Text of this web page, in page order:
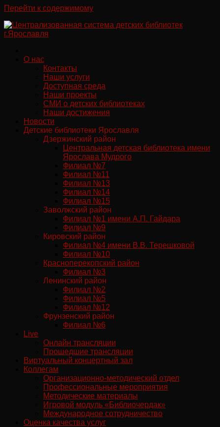
Перейти к содержимому
О нас
Контакты
Наши услуги
Доступная среда
Наши проекты
СМИ о детских библиотеках
Наши достижения
Новости
Детские библиотеки Ярославля
Дзержинский район
Центральная детская библиотека имени
Ярослава Мудрого
Филиал №7
Филиал №11
Филиал №13
Филиал №14
Филиал №15
Заволжский район
Филиал №1 имени А.П. Гайдара
Филиал №9
Кировский район
Филиал №4 имени В.В. Терешковой
Филиал №10
Красноперекопский район
Филиал №3
Ленинский район
Филиал №2
Филиал №5
Филиал №12
Фрунзенский район
Филиал №6
Live
Онлайн трансляции
Прошедшие трансляции
Виртуальный концертный зал
Коллегам
Организационно-методический отдел
Профессиональные мероприятия
Методические материалы
Игровой модуль «Библиочердак»
Международное сотрудничество
Оценка качества услуг